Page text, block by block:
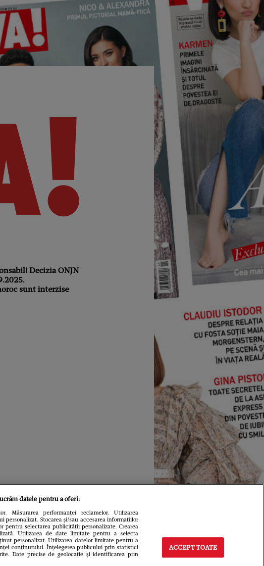
Decizia ONJN
sunt interzise
datele pentru a oferi:
Măsurarea performanței reclamelor. Utilizarea
Stocarea și/sau accesarea informațiilor
pentru selectarea publicității personalizate. Crearea
Utilizarea de date limitate pentru a selecta
personalizat. Utilizarea datelor limitate pentru a
conținutului. Înțelegerea publicului prin statistici
Date precise de geolocație și identificarea prin
ACCEPT TOATE